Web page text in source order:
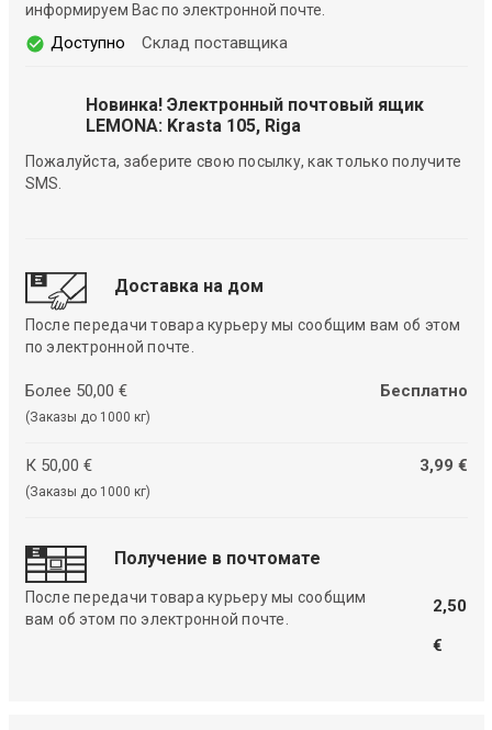
информируем Вас по электронной почте.
Доступно Склад поставщика
Новинка! Электронный почтовый ящик
LEMONA: Krasta 105, Riga
Пожалуйста, заберите свою посылку, как только получите
SMS.
Доставка на дом
После передачи товара курьеру мы сообщим вам об этом
по электронной почте.
Более 50,00 €
(Заказы до 1000 кг)
Бесплатно
К 50,00 €
(Заказы до 1000 кг)
3,99 €
Получение в почтомате
После передачи товара курьеру мы сообщим
вам об этом по электронной почте.
2,50
€